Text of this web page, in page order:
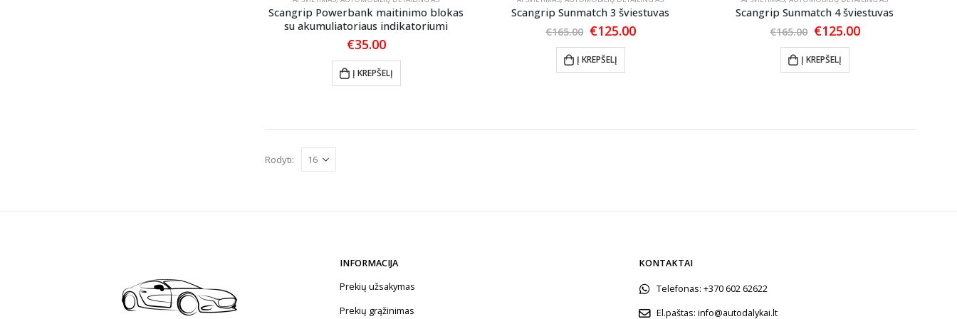
Scangrip Powerbank maitinimo blokas
su akumuliatoriaus indikatoriumi
€35.00
Į KREPŠELĮ
Scangrip Sunmatch 3 šviestuvas
€165.00 Original
was:
€165.00.
€125.00Current
Į KREPŠELĮ
Scangrip Sunmatch 4 šviestuvas
€165.00 Original
was:
€165.00.
€125.00Current
Į KREPŠELĮ
Rodyti:
INFORMACIJA
Prekių užsakymas
Prekių grąžinimas
KONTAKTAI
Telefonas: +370 602 62622
El.paštas: info@autodalykai.lt